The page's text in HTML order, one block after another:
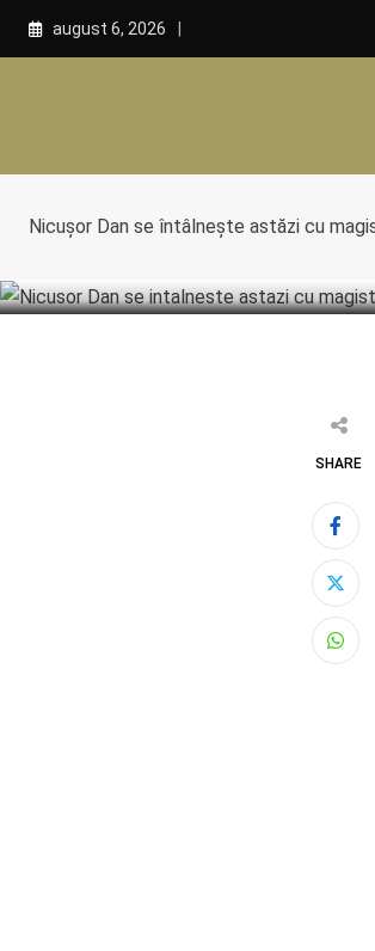
Skip
august 6, 2026
Nicușor Dan se întâlnește astăzi cu
SHARE